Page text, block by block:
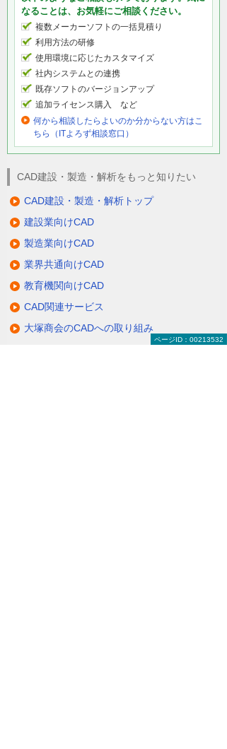
なることは、お気軽にご相談ください。
複数メーカーソフトの一括見積り
利用方法の研修
使用環境に応じたカスタマイズ
社内システムとの連携
既存ソフトのバージョンアップ
追加ライセンス購入 など
何から相談したらよいのか分からない方はこ
ちら（ITよろず相談窓口）
CAD建設・製造・解析をもっと知りたい
CAD建設・製造・解析トップ
建設業向けCAD
製造業向けCAD
業界共通向けCAD
教育機関向けCAD
CAD関連サービス
大塚商会のCADへの取り組み
ページID：00213532